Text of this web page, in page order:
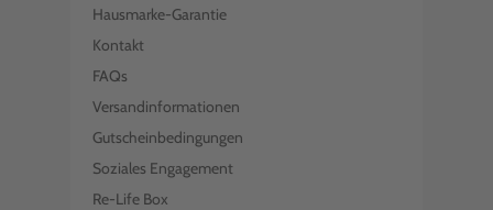
Hausmarke-Garantie
Kontakt
FAQs
Versandinformationen
Gutscheinbedingungen
Soziales Engagement
Re-Life Box